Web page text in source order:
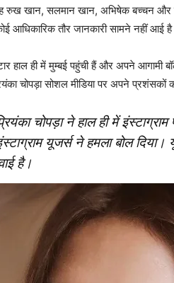
रुख खान, सलमान खान, अभिषेक बच्‍चन और
आधिकारिक तौर जानकारी सामने नहीं आई
हाल ही में मुम्‍बई पहुंची हैं और अपने आगामी
चोपड़ा सोशल मीडिया पर अपने प्रशंसकों
चोपड़ा ने हाल ही में
यूजर्स ने हमला बोल
है।